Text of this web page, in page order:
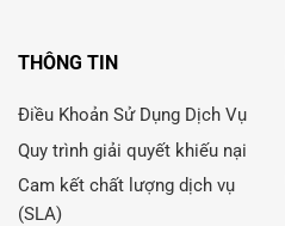
THÔNG TIN
Điều Khoản Sử Dụng Dịch Vụ
Quy trình giải quyết khiếu nại
Cam kết chất lượng dịch vụ
(SLA)